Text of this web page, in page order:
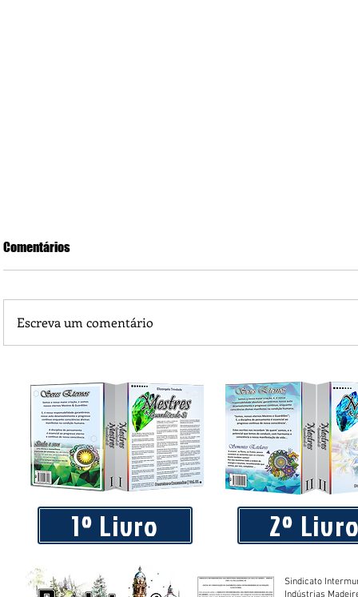
Sábios aqueles que despertam a imaginação criativa
crescimento, abundância, paz e bom vontade
Comentários
Escreva um comentário
1º Livro 2º
Sindicato
Indústrias